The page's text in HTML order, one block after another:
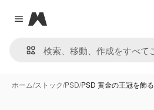
Close menu
Magnific
ホーム/ストック/PSD/PSD 黄金の王冠を飾る